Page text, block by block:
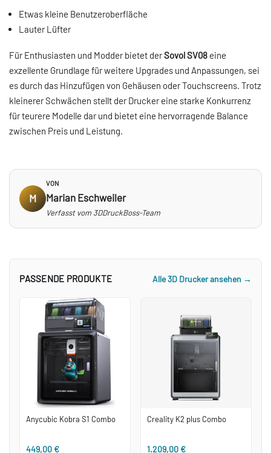
Etwas kleine Benutzeroberfläche
Lauter Lüfter
Für Enthusiasten und Modder bietet derSovol SV08 eine
exzellente Grundlage für weitere Upgrades und Anpassungen, sei
es durch das Hinzufügen von Gehäusen oder Touchscreens. Trotz
kleinerer Schwächen stellt der Drucker eine starke Konkurrenz
für teurere Modelle dar und bietet eine hervorragende Balance
zwischen Preis und Leistung.
M
VON
Marian Eschweiler
Verfasst vom 3DDruckBoss-Team
PASSENDE PRODUKTE Alle 3D Drucker ansehen →
Anycubic Kobra S1 Combo
449,00 €
Creality K2 plus Combo
1.209,00 €